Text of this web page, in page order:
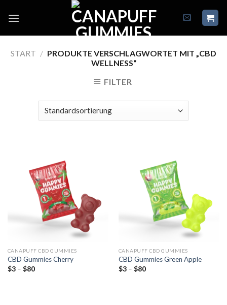
START / PRODUKTE VERSCHLAGWORTET MIT „CBD
WELLNESS“
FILTER
CANAPUFF CBD GUMMIES
CBD Gummies Cherry
$3 – $80Preisspanne:
CANAPUFF CBD GUMMIES
CBD Gummies Green Apple
$3 – $80Preisspanne: